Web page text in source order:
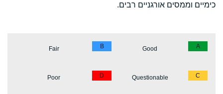
כימיים וממסים אורגניים רבים.
A
Good
B
Fair
C
Questionable
D
Poor